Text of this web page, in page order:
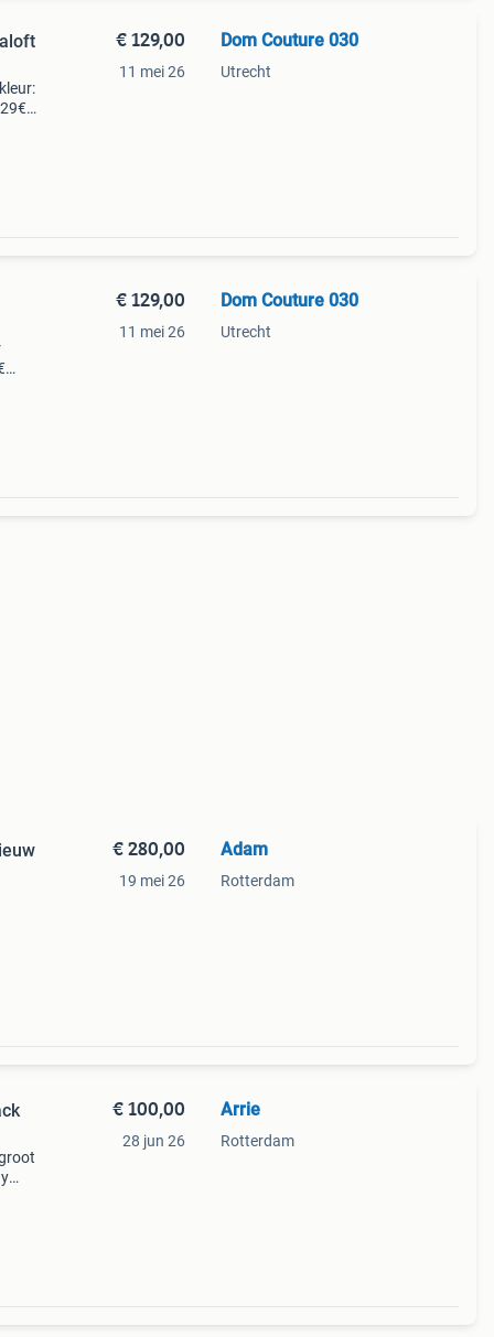
€ 129,00
11 mei 26
Dom Couture 030
Utrecht
€ 129,00
11 mei 26
Dom Couture 030
Utrecht
€ 280,00
19 mei 26
Adam
Rotterdam
€ 100,00
28 jun 26
Arrie
Rotterdam